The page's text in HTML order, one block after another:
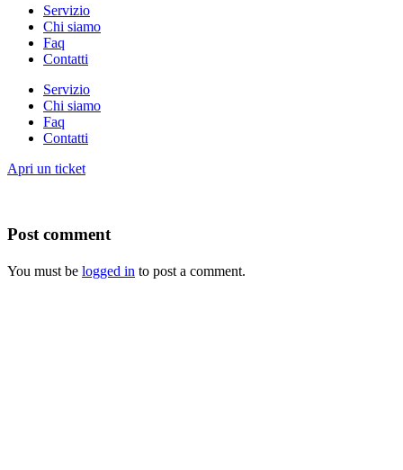
Servizio
Chi siamo
Faq
Contatti
Servizio
Chi siamo
Faq
Contatti
Apri un ticket
Post comment
You must be logged in to post a comment.